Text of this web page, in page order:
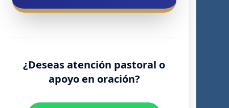
¿Deseas atención pastoral o
apoyo en oración?